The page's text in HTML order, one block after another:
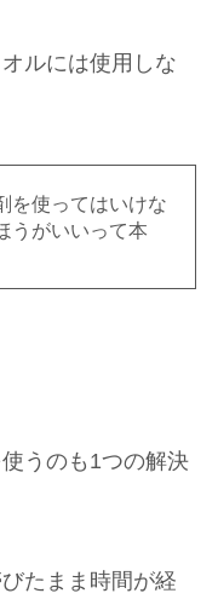
ルには使用しな
を使ってはいけな
うがいいって本
うのも1つの解決
たまま時間が経